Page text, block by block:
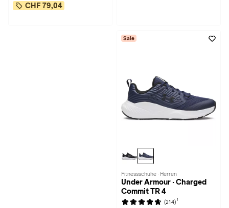
CHF 79,04
Sale
Fitnessschuhe · Herren
Under Armour · Charged
Commit TR 4
(214) 1